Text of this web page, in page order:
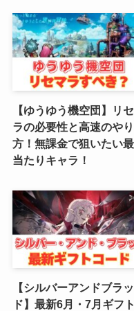
(1)
(4)
(6)
(3)
(2)
(5)
(6)
(5)
【ゆうゆう機空団】リ
ラの必要性と高速のやり
方！無課金で狙いたい
当たりキャラ！
【シルバーアンドブラッ
ド】最新6月・7月ギフ